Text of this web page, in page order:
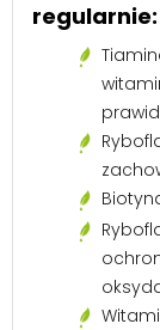
regularnie: